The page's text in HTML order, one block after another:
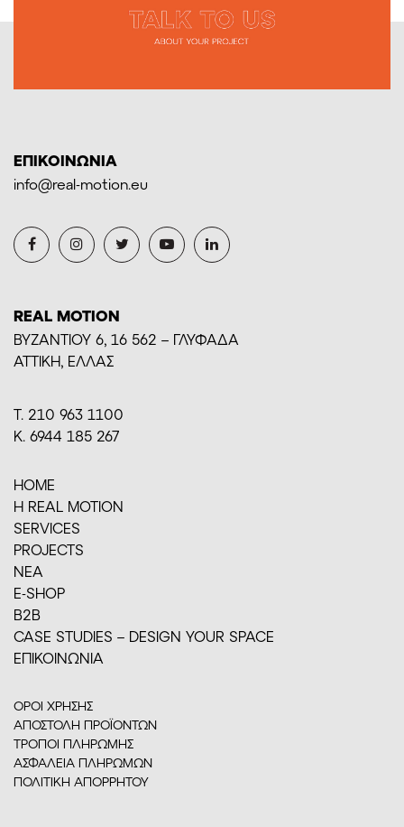
ΕΠΙΚΟΙΝΩΝΙΑ
info@real-motion.eu
REAL MOTION
BYZANTIOY 6, 16 562 – ΓΛΥΦΑΔΑ
ΑΤΤΙΚΗ, ΕΛΛΑΣ
Τ. 210 963 1100
Κ. 6944 185 267
HOME
H REAL MOTION
SERVICES
PROJECTS
ΝΕΑ
E-SHOP
Β2Β
CASE STUDIES – DESIGN YOUR SPACE
ΕΠΙΚΟΙΝΩΝΙΑ
ΟΡΟΙ ΧΡΗΣΗΣ
ΑΠΟΣΤΟΛΗ ΠΡΟΪΟΝΤΩΝ
ΤΡΟΠΟΙ ΠΛΗΡΩΜΗΣ
ΑΣΦΑΛΕΙΑ ΠΛΗΡΩΜΩΝ
ΠΟΛΙΤΙΚΗ ΑΠΟΡΡΗΤΟΥ